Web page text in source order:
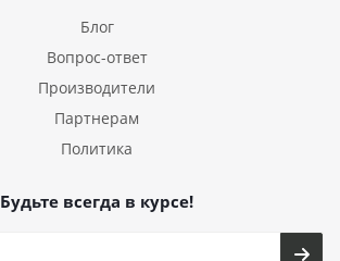
Блог
Вопрос-ответ
Производители
Партнерам
Политика
Будьте всегда в курсе!